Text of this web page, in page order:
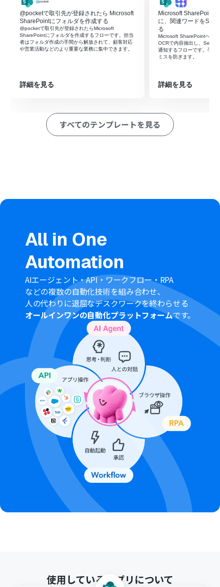
はじめに、Microsoft SharePointをYoomと連携します。
次に、トリガーでMicrosoft SharePointを選択し、「サ
イト内の指定フォルダにファイルが作成または更新され
たら」というアクションを設定します。
次に、オペレーションで分岐機能を設定し、特定の条件
に応じて後続の処理を分岐させます。
検知したファイルを取得します。
ドしたファイルを指定の場所にバックアップとして保存
します。
※「トリガー」：フロー起動のきっかけとなるアクション、「オ
プの対象としたいサイトIDやフォルダIDを任意で設定し
理を分岐させる条件を設定できます。
Microsoft SharePointのファイルアップロード設定で
は、バックアップ先のフォルダIDや、ファイル名に日付
を追加するなど、固定値や変数を組み合わせて自由に設定
が可能です。
■注意事項
Microsoft SharePointとYoomを連携してください。
Microsoft365（旧Office365）には、家庭向けプランと一
般法人向けプラン（Microsoft365 Business）があり、一
般法人向けプランに加入していない場合には認証に失敗
する可能性があります。
トリガーは5分、10分、15分、30分、60分の間隔で起動
間隔を選択できます。
プランによって最短の起動間隔が異なりますので、ご注意
ください。
ダウンロード可能なファイル容量は最大300MBまでで
す。アプリの仕様によっては300MB未満になる可能性が
あるので、ご注意ください。
トリガー、各オペレーションでの取り扱い可能なファイ
ル容量の詳細は下記を参照ください。
https://intercom.help/yoom/ja/articles/9413924
分岐はミニプラン以上のプランでご利用いただける機能
（オペレーション）となっております。フリープランの場
合は設定しているフローボットのオペレーションはエラ
ーとなりますので、ご注意ください。
ミニプランなどの有料プランは、2週間の無料トライアル
を行うことが可能です。無料トライアル中には制限対象の
アプリや機能（オペレーション）を使用することができ
@pocketで取引先が登録されたら Microsoft
SharePointにフォルダを作成する
@pocketで取引先が登録されたらMicrosoft
SharePointにフォルダを作成するフローです。担当
者はフォルダ作成の手間から解放されて、顧客対応
や営業活動などのより重要な業務に集中できます。
詳細を見る
Microsoft SharePoint
に、関連ワードを
る
Microsoft SharePointへの
OCRで内容抽出し、
通知するフローです。手動
ミスを防ぎます。
詳細を見る
すべてのテンプレートを見る
All in One
Automation
AIエージェント・API・ワークフロー・RPA
などの複数の自動化技術を組み合わせ、
人の代わりに退屈なデスクワークを終わらせる
オールインワンの自動化プラットフォームです。
使用しているアプリについて